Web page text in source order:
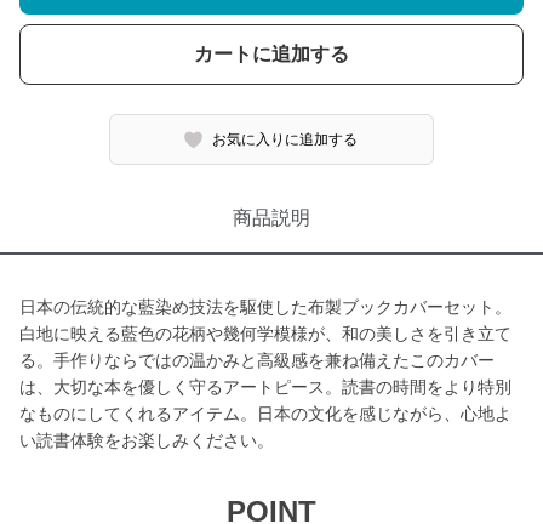
カートに追加する
お気に入りに追加する
商品説明
日本の伝統的な藍染め技法を駆使した布製ブックカバーセット。
白地に映える藍色の花柄や幾何学模様が、和の美しさを引き立て
る。手作りならではの温かみと高級感を兼ね備えたこのカバー
は、大切な本を優しく守るアートピース。読書の時間をより特別
なものにしてくれるアイテム。日本の文化を感じながら、心地よ
い読書体験をお楽しみください。
POINT